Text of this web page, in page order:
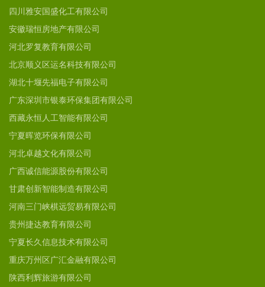
四川雅安国盛化工有限公司
安徽瑞恒房地产有限公司
河北罗复教育有限公司
北京顺义区运名科技有限公司
湖北十堰先福电子有限公司
广东深圳市银泰环保集团有限公司
西藏永恒人工智能有限公司
宁夏晖览环保有限公司
河北卓越文化有限公司
广西诚信能源股份有限公司
甘肃创新智能制造有限公司
河南三门峡棋远贸易有限公司
贵州捷达教育有限公司
宁夏长久信息技术有限公司
重庆万州区广汇金融有限公司
陕西利辉旅游有限公司